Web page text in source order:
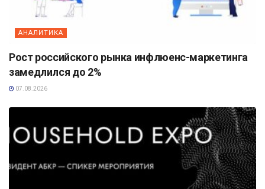
АНАЛИТИКА
Рост российского рынка инфлюенс-маркетинга
замедлился до 2%
07.08.2026